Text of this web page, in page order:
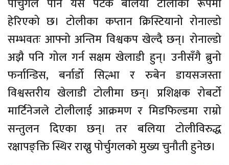
हेरिएको छ। टोलीका कप्तान क्रिस्टियानो रोनाल्डो
सम्भवतः आफ्नो अन्तिम विश्वकप खेल्दै छन्। रोनाल्डो
अझै पनि गोल गर्न सक्षम खेलाडी हुन्। उनीसँगै ब्रुनो
फर्नान्डिस, बर्नार्डो सिल्भा र रुबेन डायसजस्ता
विश्वस्तरीय खेलाडी टोलीमा छन्। प्रशिक्षक रोबर्टो
मार्टिनेजले टोलीलाई आक्रमण र मिडफिल्डमा राम्रो
सन्तुलन दिएका छन्। तर बलिया टोलीविरुद्ध
रक्षापङ्क्ति स्थिर राख्नु पोर्चुगलको मुख्य चुनौती हुनेछ।